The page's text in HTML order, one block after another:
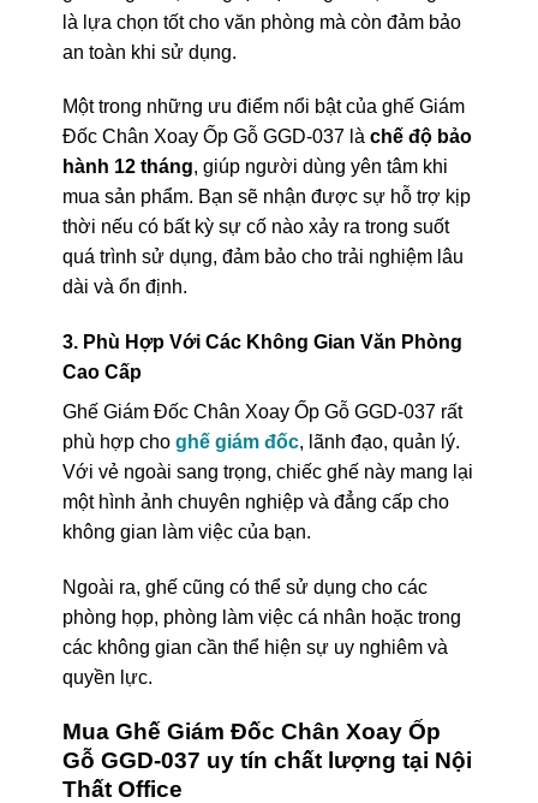
là lựa chọn tốt cho văn phòng mà còn đảm bảo
an toàn khi sử dụng.
Một trong những ưu điểm nổi bật của ghế Giám
Đốc Chân Xoay Ốp Gỗ GGD-037 là chế độ bảo
hành 12 tháng, giúp người dùng yên tâm khi
mua sản phẩm. Bạn sẽ nhận được sự hỗ trợ kịp
thời nếu có bất kỳ sự cố nào xảy ra trong suốt
quá trình sử dụng, đảm bảo cho trải nghiệm lâu
dài và ổn định.
3. Phù Hợp Với Các Không Gian Văn Phòng
Cao Cấp
Ghế Giám Đốc Chân Xoay Ốp Gỗ GGD-037 rất
phù hợp cho ghế giám đốc, lãnh đạo, quản lý.
Với vẻ ngoài sang trọng, chiếc ghế này mang lại
một hình ảnh chuyên nghiệp và đẳng cấp cho
không gian làm việc của bạn.
Ngoài ra, ghế cũng có thể sử dụng cho các
phòng họp, phòng làm việc cá nhân hoặc trong
các không gian cần thể hiện sự uy nghiêm và
quyền lực.
Mua Ghế Giám Đốc Chân Xoay Ốp
Gỗ GGD-037 uy tín chất lượng tại Nội
Thất Office